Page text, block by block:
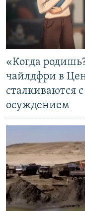
«Когда
чайлдфри в
сталкиваются
осуждением